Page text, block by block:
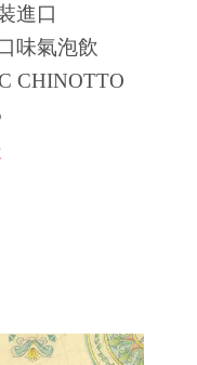
進口
味氣泡飲
CHINOTTO